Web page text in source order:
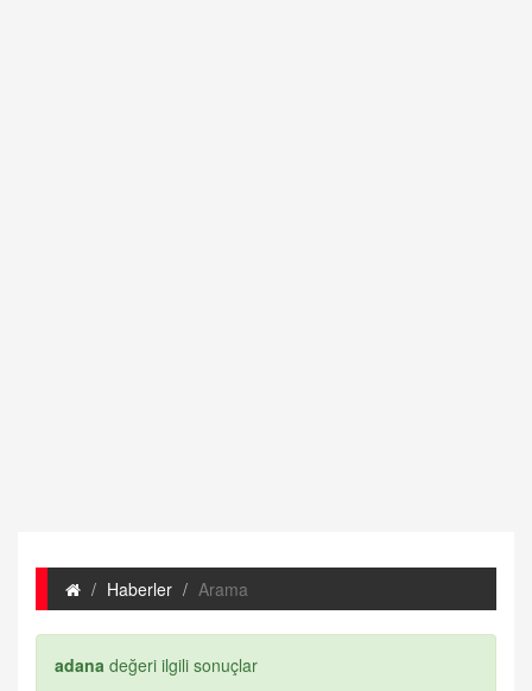
Haberler Arama
adana değeri ilgili sonuçlar